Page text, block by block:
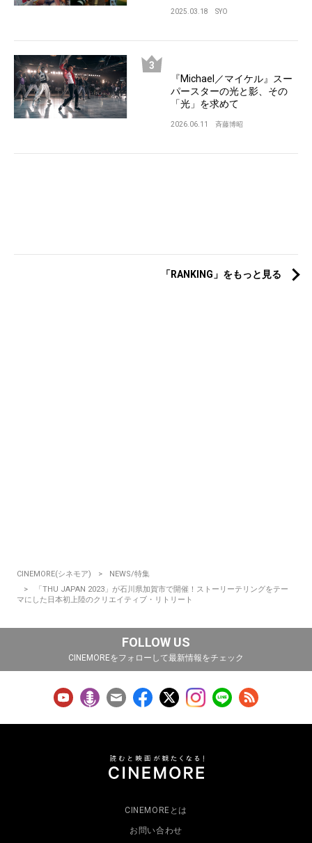
2025.03.18 SYO
『Michael／マイケル』スー
パースターの光と影、その
「光」を求めて
2026.06.11 斉藤博昭
「RANKING」をもっと見る
CINEMORE(シネモア)
NEWS/特集
「THU JAPAN 2023」が⽯川県加賀市で開催！ストーリーテリングをテー
マにした⽇本初上陸のクリエイティブ・リトリート
FOLLOW US
CINEMOREをフォローして最新情報をチェック
CINEMOREとは
お問い合わせ